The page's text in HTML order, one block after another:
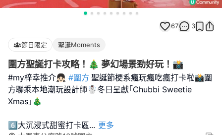
67 3
節日限定 聖誕Moments
圍方聖誕打卡攻略！🎄 夢幻場景勁好玩！📸
#my梓幸推介👧🏻 #圍方 聖誕節梗系瘋玩瘋吃瘋打卡啦📸圍
方聯乘本地潮玩設計師☃️冬日呈獻｢Chubbi Sweetie
Xmas｣🎄
6️⃣大沉浸式甜蜜打卡區... 更多